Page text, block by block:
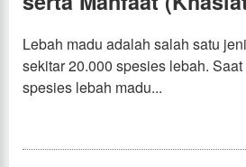
Lebah madu adalah salah satu
sekitar 20.000 spesies lebah.
spesies lebah madu...